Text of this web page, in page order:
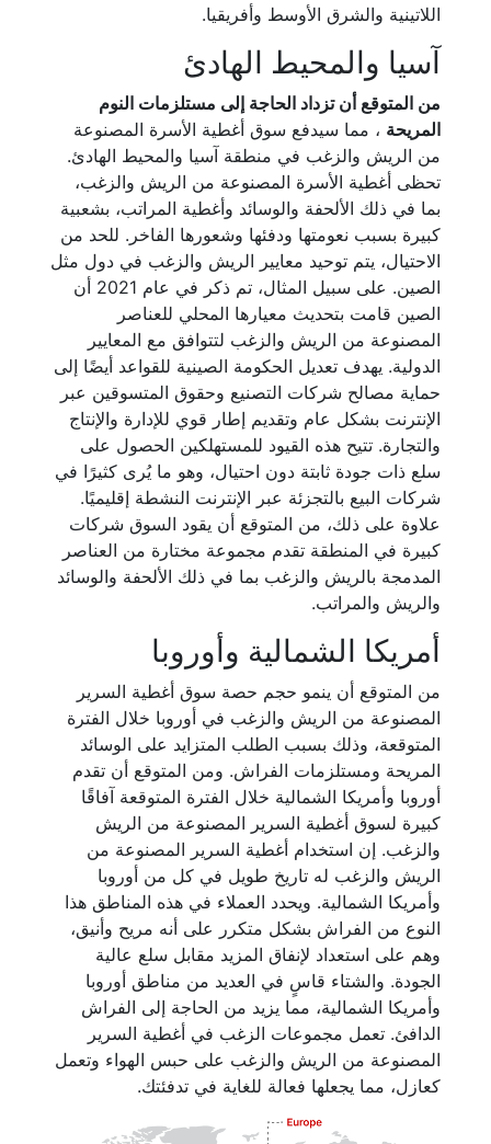
اللاتينية والشرق الأوسط وأفريقيا.
آسيا والمحيط الهادئ
من المتوقع أن تزداد الحاجة إلى مستلزمات النوم
المريحة ، مما سيدفع سوق أغطية الأسرة المصنوعة
من الريش والزغب في منطقة آسيا والمحيط الهادئ.
تحظى أغطية الأسرة المصنوعة من الريش والزغب،
بما في ذلك الألحفة والوسائد وأغطية المراتب، بشعبية
كبيرة بسبب نعومتها ودفئها وشعورها الفاخر. للحد من
الاحتيال، يتم توحيد معايير الريش والزغب في دول مثل
الصين. على سبيل المثال، تم ذكر في عام 2021 أن
الصين قامت بتحديث معيارها المحلي للعناصر
المصنوعة من الريش والزغب لتتوافق مع المعايير
الدولية. يهدف تعديل الحكومة الصينية للقواعد أيضًا إلى
حماية مصالح شركات التصنيع وحقوق المتسوقين عبر
الإنترنت بشكل عام وتقديم إطار قوي للإدارة والإنتاج
والتجارة. تتيح هذه القيود للمستهلكين الحصول على
سلع ذات جودة ثابتة دون احتيال، وهو ما يُرى كثيرًا في
شركات البيع بالتجزئة عبر الإنترنت النشطة إقليميًا.
علاوة على ذلك، من المتوقع أن يقود السوق شركات
كبيرة في المنطقة تقدم مجموعة مختارة من العناصر
المدمجة بالريش والزغب بما في ذلك الألحفة والوسائد
والريش والمراتب.
أمريكا الشمالية وأوروبا
من المتوقع أن ينمو حجم حصة سوق أغطية السرير
المصنوعة من الريش والزغب في أوروبا خلال الفترة
المتوقعة، وذلك بسبب الطلب المتزايد على الوسائد
المريحة ومستلزمات الفراش. ومن المتوقع أن تقدم
أوروبا وأمريكا الشمالية خلال الفترة المتوقعة آفاقًا
كبيرة لسوق أغطية السرير المصنوعة من الريش
والزغب. إن استخدام أغطية السرير المصنوعة من
الريش والزغب له تاريخ طويل في كل من أوروبا
وأمريكا الشمالية. ويحدد العملاء في هذه المناطق هذا
النوع من الفراش بشكل متكرر على أنه مريح وأنيق،
وهم على استعداد لإنفاق المزيد مقابل سلع عالية
الجودة. والشتاء قاسٍ في العديد من مناطق أوروبا
وأمريكا الشمالية، مما يزيد من الحاجة إلى الفراش
الدافئ. تعمل مجموعات الزغب في أغطية السرير
المصنوعة من الريش والزغب على حبس الهواء وتعمل
كعازل، مما يجعلها فعالة للغاية في تدفئتك.